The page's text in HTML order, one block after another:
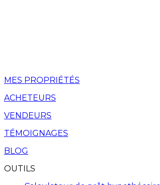
MES PROPRIÉTÉS
ACHETEURS
VENDEURS
TÉMOIGNAGES
BLOG
OUTILS